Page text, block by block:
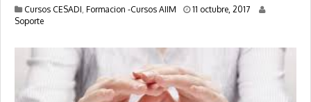
Cursos CESADI, Formacion -Cursos AIIM 11 octubre, 20171
Soporte